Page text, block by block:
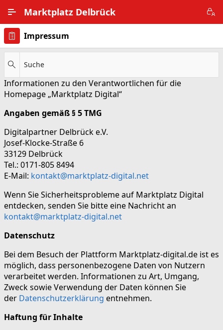
Marktplatz Delbrück
Alle Ortsteile
Impressum
Nutzungsbedingungen
Datenschutz
Impressum
Suche
Informationen zu den Verantwortlichen für die
Homepage „Marktplatz Digital“
Angaben gemäß § 5 TMG
Digitalpartner Delbrück e.V.
Josef-Klocke-Straße 6
33129 Delbrück
Tel.: 0171-805 8494
E-Mail: kontakt@marktplatz-digital.net
Wenn Sie Sicherheitsprobleme auf Marktplatz Digital
entdecken, senden Sie bitte eine Nachricht an
kontakt@marktplatz-digital.net
Datenschutz
Bei dem Besuch der Plattform Marktplatz-digital.de ist es
möglich, dass personenbezogene Daten von Nutzern
verarbeitet werden. Informationen zu Art, Umgang,
Zweck sowie Verwendung der Daten können Sie
der Datenschutzerklärung entnehmen.
Haftung für Inhalte